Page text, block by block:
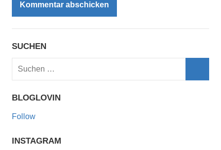
SUCHEN
Suchen
BLOGLOVIN
Follow
INSTAGRAM